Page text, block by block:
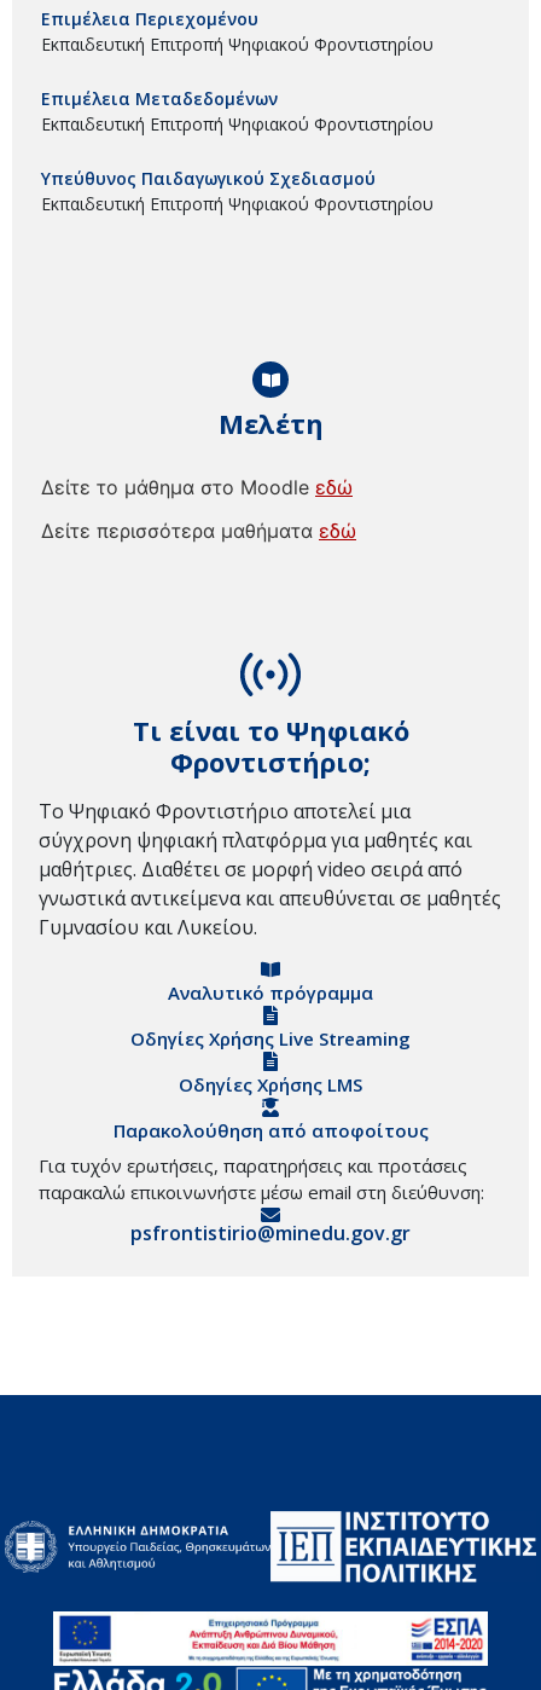
Τι είναι το Ψηφιακό
Φροντιστήριο;
Το Ψηφιακό Φροντιστήριο αποτελεί μια
σύγχρονη ψηφιακή πλατφόρμα για μαθητές και
μαθήτριες. Διαθέτει σε μορφή video σειρά από
γνωστικά αντικείμενα και απευθύνεται σε μαθητές
Γυμνασίου και Λυκείου.
Αναλυτικό πρόγραμμα
Οδηγίες Χρήσης Live Streaming
Οδηγίες Χρήσης LMS
Παρακολούθηση από αποφοίτους
Για τυχόν ερωτήσεις, παρατηρήσεις και προτάσεις
παρακαλώ επικοινωνήστε μέσω email στη διεύθυνση:
psfrontistirio@minedu.gov.gr
Μελέτη
Δείτε το μάθημα στο Moodle εδώ
Δείτε περισσότερα μαθήματα εδώ
Επιμέλεια Περιεχομένου
Εκπαιδευτική Επιτροπή Ψηφιακού Φροντιστηρίου
Επιμέλεια Μεταδεδομένων
Εκπαιδευτική Επιτροπή Ψηφιακού Φροντιστηρίου
Υπεύθυνος Παιδαγωγικού Σχεδιασμού
Εκπαιδευτική Επιτροπή Ψηφιακού Φροντιστηρίου